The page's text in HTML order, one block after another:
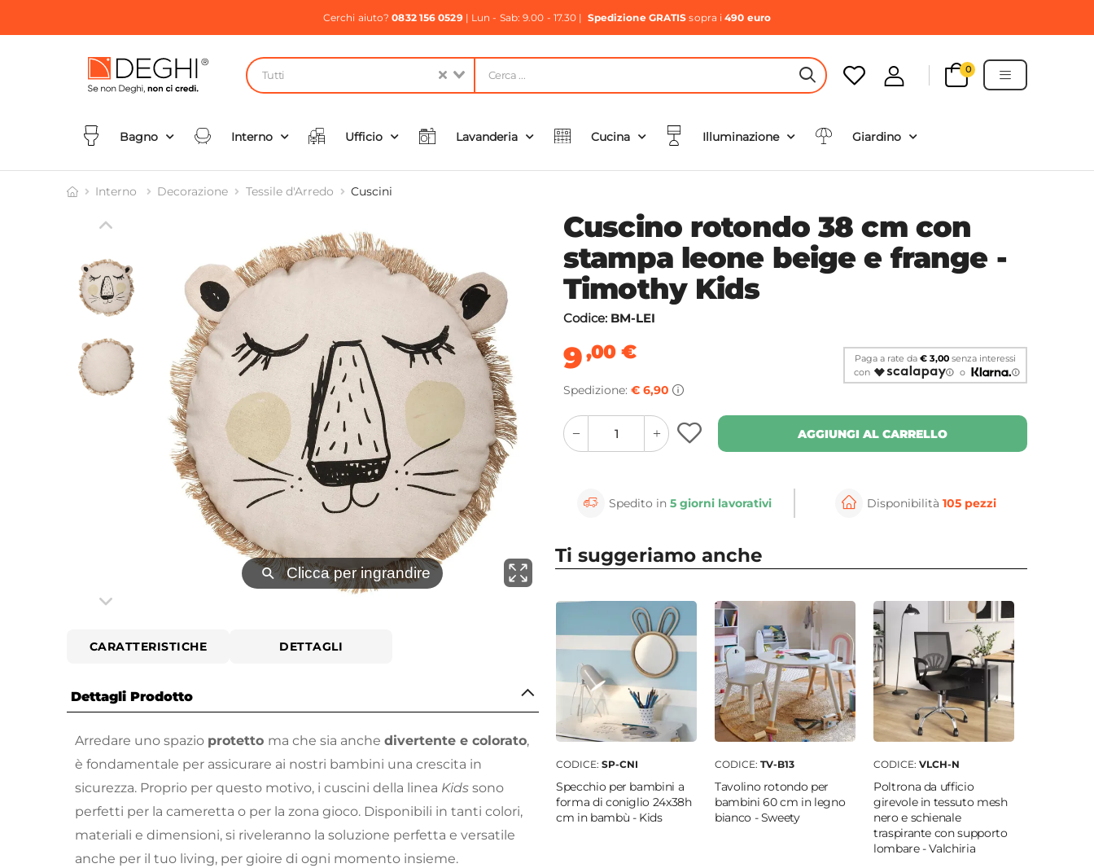
Cerchi aiuto?0832 156 0529| Lun - Sab: 9.00 - 17.30 | Spedizione GRATIS sopra i490 euro
Tutti HEADER SEARCH BUTTON
0
Bagno Interno Ufficio Lavanderia Cucina Illuminazione Giardino
Interno Decorazione Tessile d'Arredo Cuscini
⚲ Clicca per ingrandire ⚲ Clicca per ingrandire
CARATTERISTICHE DETTAGLI
Dettagli Prodotto
Arredare uno spazio protetto ma che sia anche divertente e colorato,
è fondamentale per assicurare ai nostri bambini una crescita in
sicurezza. Proprio per questo motivo, i cuscini della linea Kids sono
perfetti per la cameretta o per la zona gioco. Disponibili in tanti colori,
materiali e dimensioni, si riveleranno la soluzione perfetta e versatile
anche per il tuo living, per gioire di ogni momento insieme.
Cuscino rotondo 38 cm con
stampa leone beige e frange -
Timothy Kids
Codice: BM-LEI
9,00 €
Spedizione: € 6,90
Paga a rate da€ 3,00 senza interessi
con
o
quantity
button
quantity
minus
button
AGGIUNGI AL CARRELLO
Spedito in5 giorni lavorativi Disponibilità 105 pezzi
Ti suggeriamo anche
CODICE: SP-CNI
Specchio per bambini a
forma di coniglio 24x38h
cm in bambù - Kids
CODICE: TV-B13
Tavolino rotondo per
bambini 60 cm in legno
bianco - Sweety
CODICE: VLCH-N
Poltrona da ufficio
girevole in tessuto mesh
nero e schienale
traspirante con supporto
lombare - Valchiria